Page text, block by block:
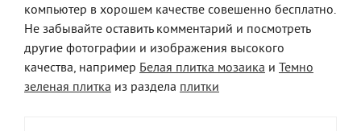
компьютер в хорошем качестве совешенно бесплатно.
Не забывайте оставить комментарий и посмотреть
другие фотографии и изображения высокого
качества, например Белая плитка мозаика и Темно
зеленая плитка из раздела плитки